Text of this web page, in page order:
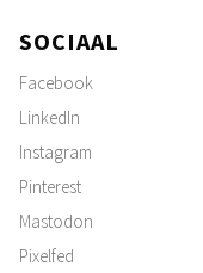
SOCIAAL
Facebook
LinkedIn
Instagram
Pinterest
Mastodon
Pixelfed